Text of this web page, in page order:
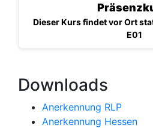
Dieser Kurs findet vor Ort
E01
Downloads
Anerkennung RLP
Anerkennung Hessen